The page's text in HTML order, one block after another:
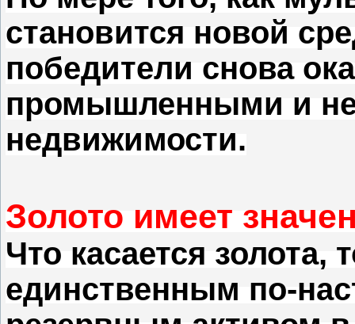
становится новой
победители снова
промышленными и
недвижимости.
Золото имеет
Что касается золота,
единственным по-